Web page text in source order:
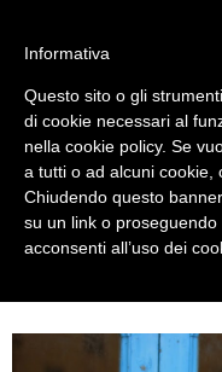
Informativa
Questo sito o gli
di cookie necessari al
nella cookie policy. Se
a tutti o ad alcuni cookie,
Chiudendo questo
su un link o proseguendo
acconsenti all’uso dei